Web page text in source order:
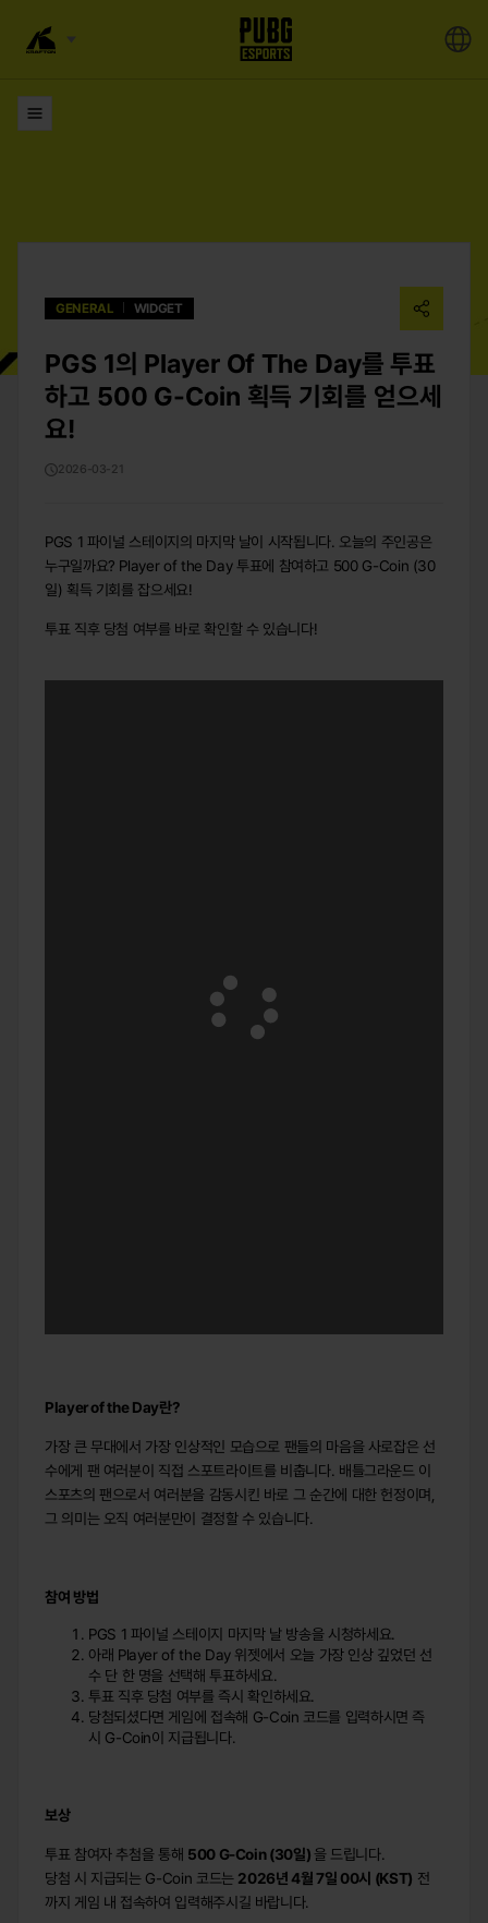
GENERAL WIDGET
PGS 1의 Player Of The Day를 투표
하고 500 G-Coin 획득 기회를 얻으세
요!
2026-03-21
PGS 1 파이널 스테이지의 마지막 날이 시작됩니다. 오늘의 주인공은
누구일까요? Player of the Day 투표에 참여하고 500 G-Coin (30
일) 획득 기회를 잡으세요!
투표 직후 당첨 여부를 바로 확인할 수 있습니다!
Player of the Day란?
가장 큰 무대에서 가장 인상적인 모습으로 팬들의 마음을 사로잡은 선
수에게 팬 여러분이 직접 스포트라이트를 비춥니다. 배틀그라운드 이
스포츠의 팬으로서 여러분을 감동시킨 바로 그 순간에 대한 헌정이며,
그 의미는 오직 여러분만이 결정할 수 있습니다.
참여 방법
PGS 1 파이널 스테이지 마지막 날 방송을 시청하세요.
아래 Player of the Day 위젯에서 오늘 가장 인상 깊었던 선
수 단 한 명을 선택해 투표하세요.
투표 직후 당첨 여부를 즉시 확인하세요.
당첨되셨다면 게임에 접속해 G-Coin 코드를 입력하시면 즉
시 G-Coin이 지급됩니다.
보상
투표 참여자 추첨을 통해 500 G-Coin (30일) 을 드립니다.
당첨 시 지급되는 G-Coin 코드는 2026년 4월 7일 00시 (KST) 전
까지 게임 내 접속하여 입력해주시길 바랍니다.